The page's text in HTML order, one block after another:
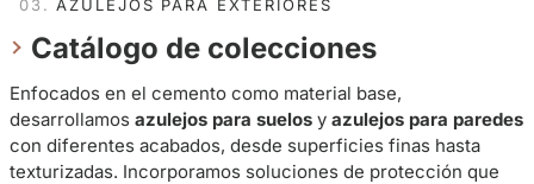
AZULEJOS PARA EXTERIORES
Catálogo de colecciones
Enfocados en el cemento como material base,
desarrollamos azulejos para suelos y azulejos para paredes
con diferentes acabados, desde superficies finas hasta
texturizadas. Incorporamos soluciones de protección que